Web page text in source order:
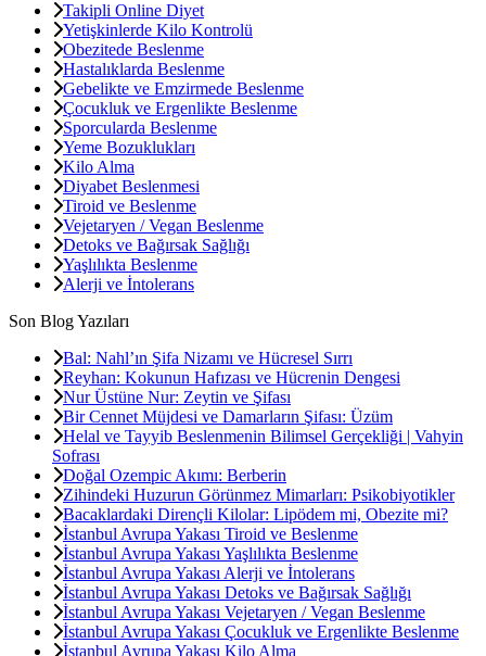
Takipli Online Diyet
Yetişkinlerde Kilo Kontrolü
Obezitede Beslenme
Hastalıklarda Beslenme
Gebelikte ve Emzirmede Beslenme
Çocukluk ve Ergenlikte Beslenme
Sporcularda Beslenme
Yeme Bozuklukları
Kilo Alma
Diyabet Beslenmesi
Tiroid ve Beslenme
Vejetaryen / Vegan Beslenme
Detoks ve Bağırsak Sağlığı
Yaşlılıkta Beslenme
Alerji ve İntolerans
Son Blog Yazıları
Bal: Nahl’ın Şifa Nizamı ve Hücresel Sırrı
Reyhan: Kokunun Hafızası ve Hücrenin Dengesi
Nur Üstüne Nur: Zeytin ve Şifası
Bir Cennet Müjdesi ve Damarların Şifası: Üzüm
Helal ve Tayyib Beslenmenin Bilimsel Gerçekliği | Vahyin
Sofrası
Doğal Ozempic Akımı: Berberin
Zihindeki Huzurun Görünmez Mimarları: Psikobiyotikler
Bacaklardaki Dirençli Kilolar: Lipödem mi, Obezite mi?
İstanbul Avrupa Yakası Tiroid ve Beslenme
İstanbul Avrupa Yakası Yaşlılıkta Beslenme
İstanbul Avrupa Yakası Alerji ve İntolerans
İstanbul Avrupa Yakası Detoks ve Bağırsak Sağlığı
İstanbul Avrupa Yakası Vejetaryen / Vegan Beslenme
İstanbul Avrupa Yakası Çocukluk ve Ergenlikte Beslenme
İstanbul Avrupa Yakası Kilo Alma